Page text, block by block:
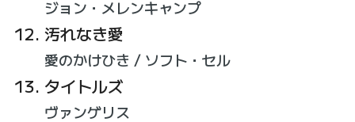
ジョン・メレンキャンプ
汚れなき愛
愛のかけひき / ソフト・セル
タイトルズ
ヴァンゲリス